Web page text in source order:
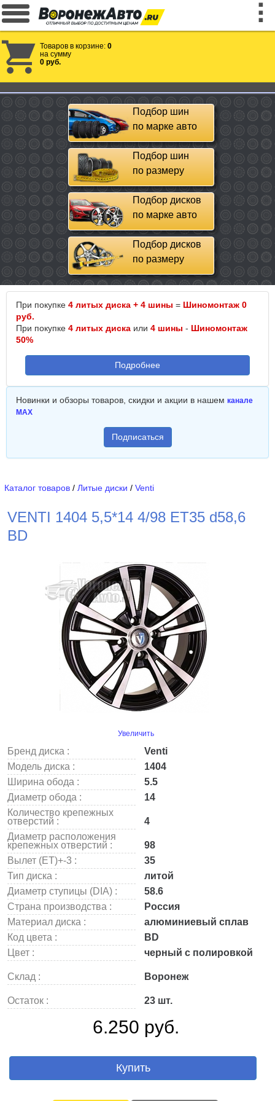
Товаров в корзине: 0
на сумму
0 руб.
Подбор шин
по марке авто
Подбор шин
по размеру
Подбор дисков
по марке авто
Подбор дисков
по размеру
При покупке 4 литых диска + 4 шины = Шиномонтаж 0
руб.
При покупке 4 литых диска или 4 шины - Шиномонтаж
50%
Подробнее
Новинки и обзоры товаров, скидки и акции в нашем канале
MAX
Подписаться
Каталог товаров / Литые диски / Venti
VENTI 1404 5,5*14 4/98 ET35 d58,6
BD
Увеличить
Бренд диска :
Venti
Модель диска :
1404
Ширина обода :
5.5
Диаметр обода :
14
Количество крепежных
отверстий :
4
Диаметр расположения
крепежных отверстий :
98
Вылет (ET)+-3 :
35
Тип диска :
литой
Диаметр ступицы (DIA) :
58.6
Страна производства :
Россия
Материал диска :
алюминиевый сплав
Код цвета :
BD
Цвет :
черный с полировкой
Склад : Воронеж
Остаток : 23 шт.
6.250 руб.
Купить